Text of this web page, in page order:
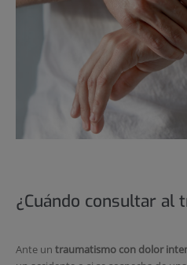
¿Cuándo consultar al
Ante un traumatismo con dolor